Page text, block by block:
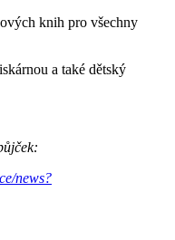
knih pro všechny
a také dětský
news?